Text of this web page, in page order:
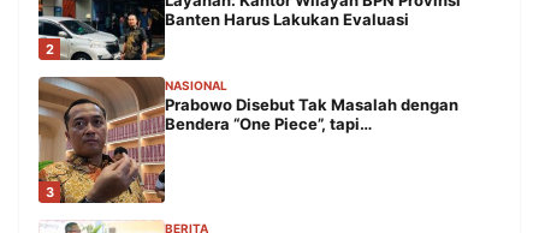
2
Banten Harus Lakukan Evaluasi
3
NASIONAL
Prabowo Disebut Tak Masalah dengan
Bendera “One Piece”, tapi…
BERITA